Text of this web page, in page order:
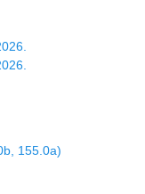
155.0a)